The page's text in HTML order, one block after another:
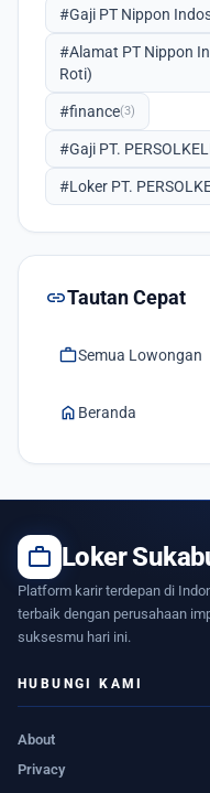
#Gaji PT Nippon
#Alamat PT Nippon
Roti)
#finance(3)
#Gaji PT.
#Loker PT.
linkTautan Cepat
workSemua Lowongan
home Beranda
work Loker
Platform karir terdepan di
terbaik dengan perusahaan
suksesmu hari ini.
HUBUNGI KAMI
About
Privacy